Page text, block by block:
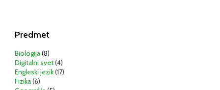
Predmet
Biologija(8)
Digitalni svet(4)
Engleski jezik(17)
Fizika(6)